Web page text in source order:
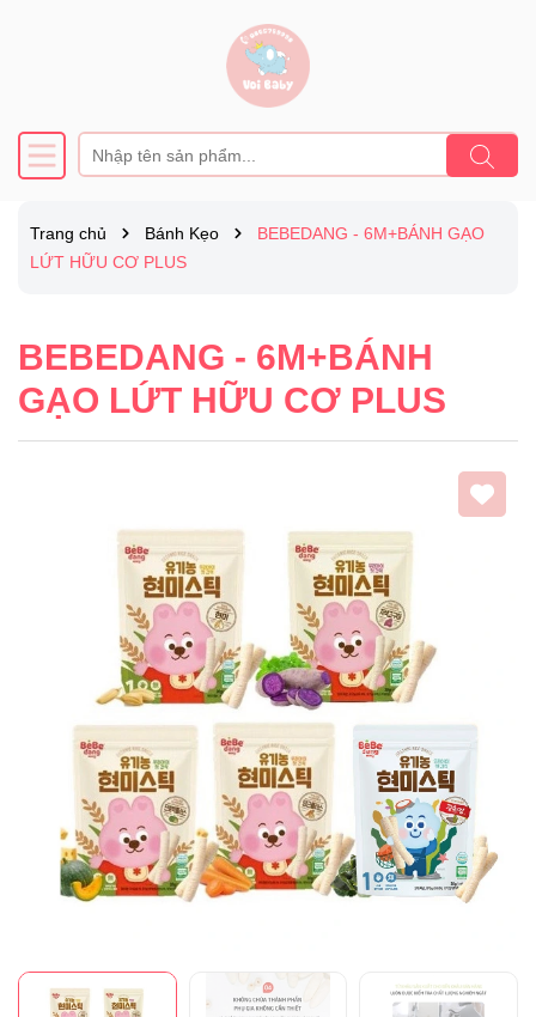
Trang chủ Bánh Kẹo
BEBEDANG - 6M+BÁNH GẠO
LỨT HỮU CƠ PLUS
BEBEDANG - 6M+BÁNH
GẠO LỨT HỮU CƠ PLUS
Ngày hết hạn: